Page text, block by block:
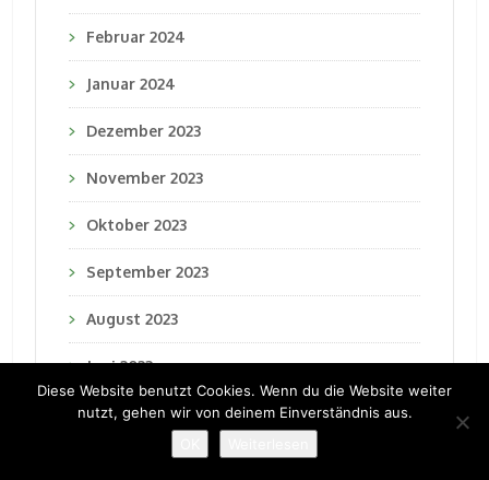
Februar 2024
Januar 2024
Dezember 2023
November 2023
Oktober 2023
September 2023
August 2023
Juni 2023
April 2023
Diese Website benutzt Cookies. Wenn du die Website weiter
nutzt, gehen wir von deinem Einverständnis aus.